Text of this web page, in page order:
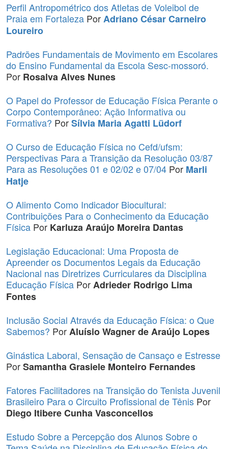
Perfil Antropométrico dos Atletas de Voleibol de
Praia em Fortaleza PorAdriano César Carneiro
Loureiro
Padrões Fundamentais de Movimento em Escolares
do Ensino Fundamental da Escola Sesc-mossoró.
Por Rosalva Alves Nunes
O Papel do Professor de Educação Física Perante o
Corpo Contemporâneo: Ação Informativa ou
Formativa? PorSílvia Maria Agatti Lüdorf
O Curso de Educação Física no Cefd/ufsm:
Perspectivas Para a Transição da Resolução 03/87
Para as Resoluções 01 e 02/02 e 07/04 Por Marli
Hatje
O Alimento Como Indicador Biocultural:
Contribuições Para o Conhecimento da Educação
Física Por Karluza Araújo Moreira Dantas
Legislação Educacional: Uma Proposta de
Apreender os Documentos Legais da Educação
Nacional nas Diretrizes Curriculares da Disciplina
Educação Física PorAdrieder Rodrigo Lima
Fontes
Inclusão Social Através da Educação Física: o Que
Sabemos? PorAluísio Wagner de Araújo Lopes
Ginástica Laboral, Sensação de Cansaço e Estresse
PorSamantha Grasiele Monteiro Fernandes
Fatores Facilitadores na Transição do Tenista Juvenil
Brasileiro Para o Circuito Profissional de Tênis Por
Diego Itibere Cunha Vasconcellos
Estudo Sobre a Percepção dos Alunos Sobre o